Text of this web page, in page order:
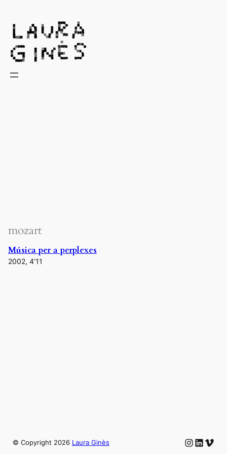
mozart
Música per a perplexes
2002, 4’11
© Copyright 2026 Laura Ginès Instagram
LinkedIn